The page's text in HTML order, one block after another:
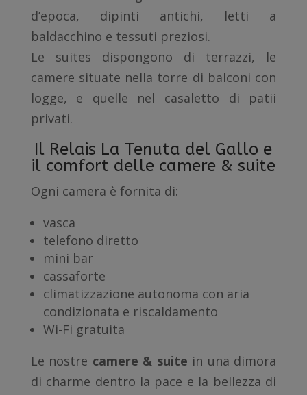
d’epoca, dipinti antichi, letti a
baldacchino e tessuti preziosi.
Le suites dispongono di terrazzi, le
camere situate nella torre di balconi con
logge, e quelle nel casaletto di patii
privati.
Il Relais La Tenuta del Gallo e
il comfort delle camere & suite
Ogni camera è fornita di:
vasca
telefono diretto
mini bar
cassaforte
climatizzazione autonoma con aria
condizionata e riscaldamento
Wi-Fi gratuita
Le nostre camere & suite in una dimora
di charme dentro la pace e la bellezza di